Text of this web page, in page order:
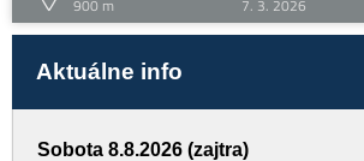
900 m
7. 3. 2026
Aktuálne info
Sobota 8.8.2026 (zajtra)